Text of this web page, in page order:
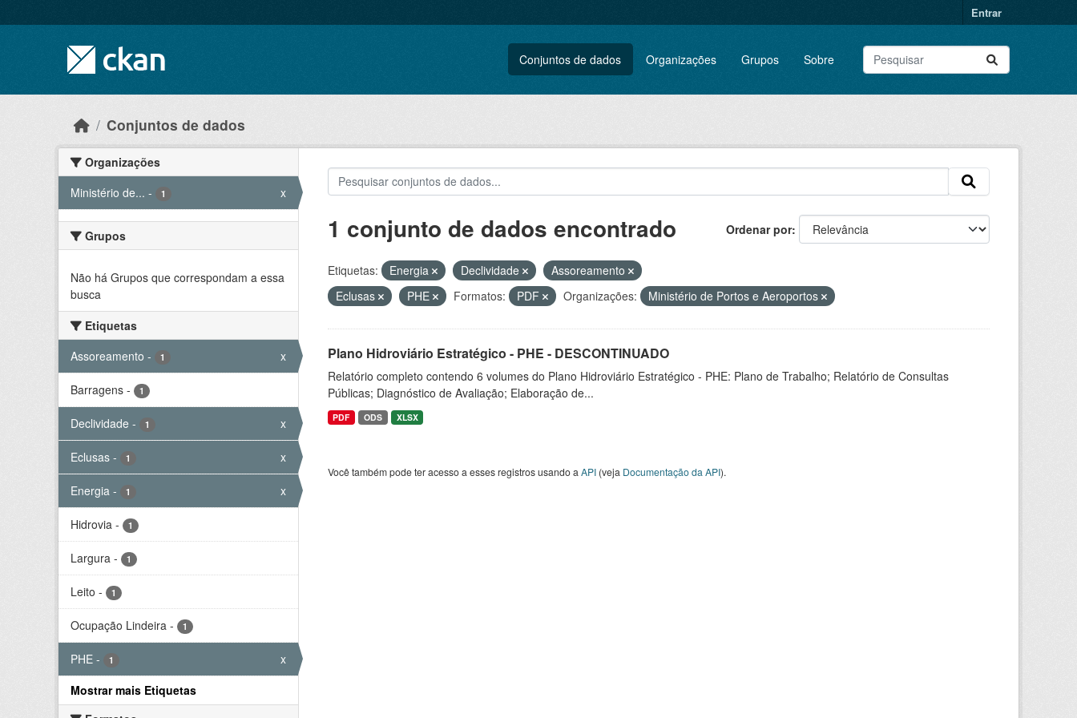
Entrar
Conjuntos de dados Organizações Grupos Sobre
Conjuntos de dados
Organizações
Ministério de... - 1 x
Grupos
Não há Grupos que correspondam a essa
busca
Etiquetas
Assoreamento - 1 x
Barragens - 1
Declividade - 1 x
Eclusas - 1 x
Energia - 1 x
Hidrovia - 1
Largura - 1
Leito - 1
Ocupação Lindeira - 1
PHE - 1
x
Mostrar mais Etiquetas
Ordenar por
1 conjunto de dados encontrado
Etiquetas: Energia Declividade
Assoreamento
Eclusas
PHE Formatos: PDF Organizações: Ministério de Portos e Aeroportos
Plano Hidroviário Estratégico - PHE - DESCONTINUADO
Relatório completo contendo 6 volumes do Plano Hidroviário Estratégico - PHE: Plano de Trabalho; Relatório de Consultas
Públicas; Diagnóstico de Avaliação; Elaboração de...
PDF ODS XLSX
Você também pode ter acesso a esses registros usando a API(veja Documentação da API).